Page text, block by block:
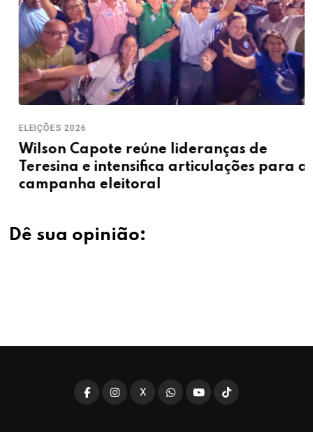
ELEIÇÕES 2026
Wilson Capote reúne lideranças de
Teresina e intensifica articulações para a
campanha eleitoral
Dê sua opinião:
X